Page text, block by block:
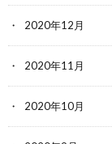
2020年12月
2020年11月
2020年10月